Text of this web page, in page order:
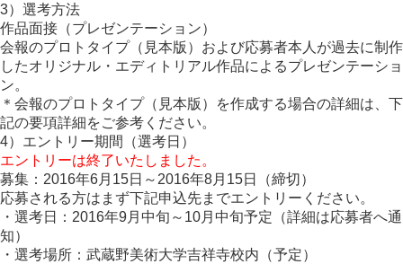
3）選考方法
作品面接（プレゼンテーション）
会報のプロトタイプ（見本版）および応募者本人が過去に制作
したオリジナル・エディトリアル作品によるプレゼンテーショ
ン。
＊会報のプロトタイプ（見本版）を作成する場合の詳細は、下
記の要項詳細をご参考ください。
4）エントリー期間（選考日）
エントリーは終了いたしました。
募集：2016年6月15日～2016年8月15日（締切）
応募される方はまず下記申込先までエントリーください。
・選考日：2016年9月中旬～10月中旬予定（詳細は応募者へ通
知）
・選考場所：武蔵野美術大学吉祥寺校内（予定）